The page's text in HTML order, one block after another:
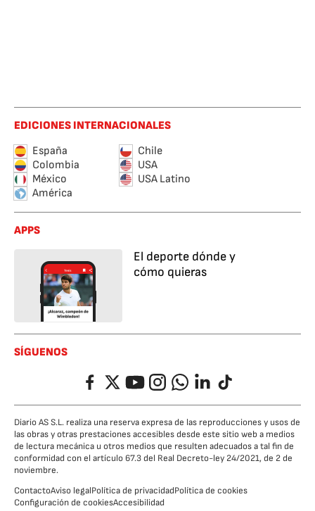
EDICIONES INTERNACIONALES
España
Chile
Colombia
USA
México
USA Latino
América
APPS
El deporte dónde y
cómo quieras
SÍGUENOS
FacebookTwitterYouTubeInstagramWhatsappLinkedIn
TikTok
Diario AS S.L. realiza una reserva expresa de las reproducciones y usos de
las obras y otras prestaciones accesibles desde este sitio web a medios
de lectura mecánica u otros medios que resulten adecuados a tal fin de
conformidad con el artículo 67.3 del Real Decreto-ley 24/2021, de 2 de
noviembre.
ContactoAviso legalPolítica de privacidadPolítica de cookies
Configuración de cookiesAccesibilidad